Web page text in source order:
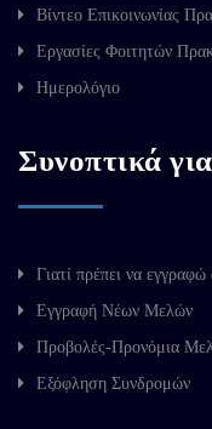
Βίντεο Επικοινωνίας
Εργασίες Φοιτητών
Ημερολόγιο
Συνοπτικά
Γιατί πρέπει να
Εγγραφή Νέων Μελών
Προβολές-Προνόμια
Εξόφληση Συνδρομών